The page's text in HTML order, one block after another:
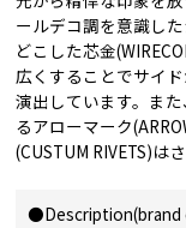
ールデコ調を意識し
どこした芯金
広くすることでサイ
演出しています。ま
るアローマーク
(CUSTUM RIVETS)は
●Description(brand